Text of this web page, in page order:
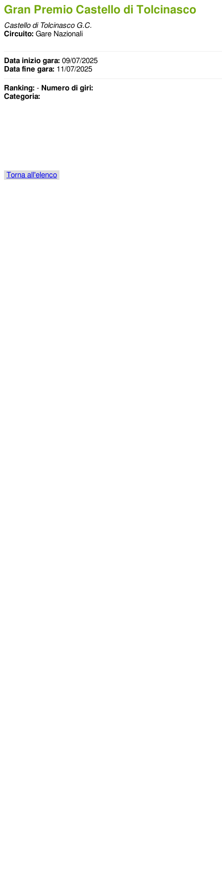
Gran Premio Castello di Tolcinasco
Castello di Tolcinasco G.C.
Circuito: Gare Nazionali
Data inizio gara: 09/07/2025
Data fine gara: 11/07/2025
Ranking: - Numero di giri:
Categoria:
Torna all'elenco